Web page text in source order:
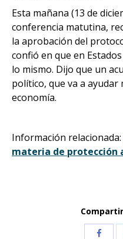
Esta mañana (13 de
conferencia matutina,
la aprobación del
confió en que en
lo mismo. Dijo que un
político, que va a ayudar
economía.
Información relacionada:
materia de protección